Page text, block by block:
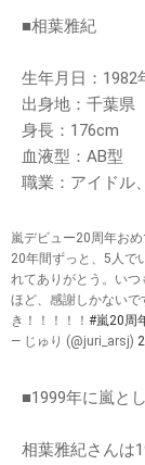
■相葉雅紀
生年月日：1982
出身地：千葉県
身長：176cm
血液型：AB型
職業：アイドル
嵐デビュー20周年おめ
20年間ずっと、5人で
れてありがとう。い
ほど、感謝しかない
き！！！！！ #嵐20周
— じゅり (@juri_arsj)
■1999年に嵐と
相葉雅紀さんは